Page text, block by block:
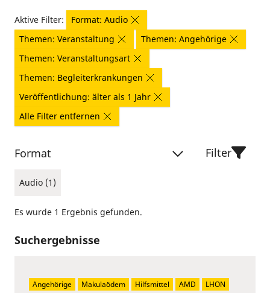
Aktive Filter:
Format: Audio
Themen: Veranstaltung
Themen: Angehörige
Themen: Veranstaltungsart
Themen: Begleiterkrankungen
Veröffentlichung: älter als 1 Jahr
Alle Filter entfernen
Format
Audio (1)
Filter
Es wurde 1 Ergebnis gefunden.
Suchergebnisse
Angehörige Makulaödem Hilfsmittel AMD
LHON